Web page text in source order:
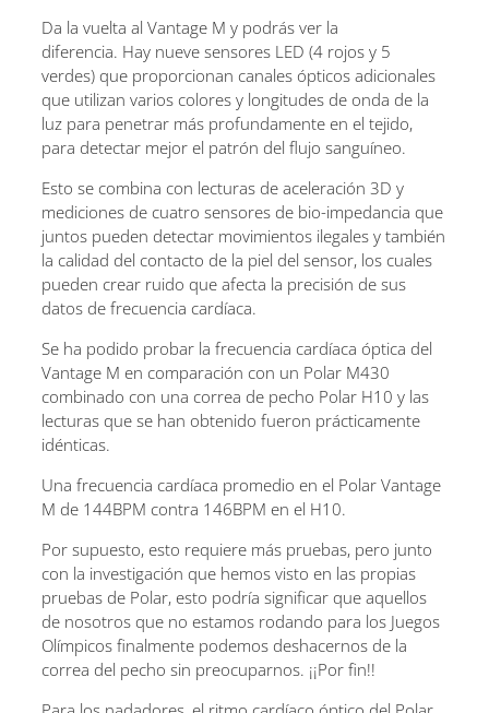
Da la vuelta al Vantage M y podrás ver la
diferencia. Hay nueve sensores LED (4 rojos y 5
verdes) que proporcionan canales ópticos adicionales
que utilizan varios colores y longitudes de onda de la
luz para penetrar más profundamente en el tejido,
para detectar mejor el patrón del flujo sanguíneo.
Esto se combina con lecturas de aceleración 3D y
mediciones de cuatro sensores de bio-impedancia que
juntos pueden detectar movimientos ilegales y también
la calidad del contacto de la piel del sensor, los cuales
pueden crear ruido que afecta la precisión de sus
datos de frecuencia cardíaca.
Se ha podido probar la frecuencia cardíaca óptica del
Vantage M en comparación con un Polar M430
combinado con una correa de pecho Polar H10 y las
lecturas que se han obtenido fueron prácticamente
idénticas.
Una frecuencia cardíaca promedio en el Polar Vantage
M de 144BPM contra 146BPM en el H10.
Por supuesto, esto requiere más pruebas, pero junto
con la investigación que hemos visto en las propias
pruebas de Polar, esto podría significar que aquellos
de nosotros que no estamos rodando para los Juegos
Olímpicos finalmente podemos deshacernos de la
correa del pecho sin preocuparnos. ¡¡Por fin!!